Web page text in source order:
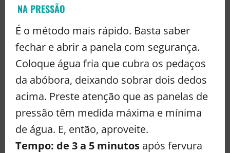
NA PRESSÃO
É o método mais rápido. Basta saber
fechar e abrir a panela com segurança.
Coloque água fria que cubra os pedaços
da abóbora, deixando sobrar dois dedos
acima. Preste atenção que as panelas de
pressão têm medida máxima e mínima
de água. E, então, aproveite.
Tempo: de 3 a 5 minutos após fervura